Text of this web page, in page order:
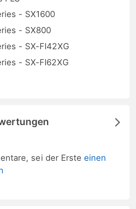
- SX1600
- SX800
- SX-FI42XG
- SX-FI62XG
sei der Ersteeinen